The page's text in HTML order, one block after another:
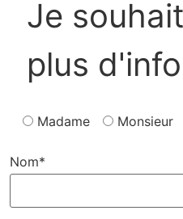
Je
plus
Madame Monsieur
Nom*